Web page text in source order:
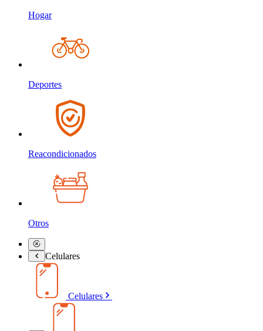
Hogar
Deportes
Reacondicionados
Otros
Celulares
Celulares